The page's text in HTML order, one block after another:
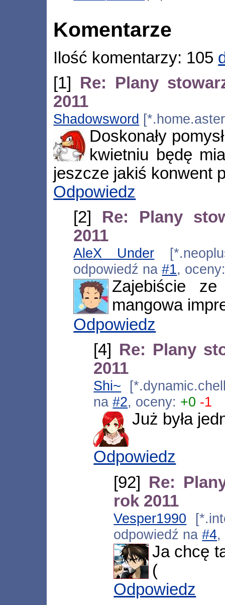
Komentarze
Ilość komentarzy: 105
[1] Re: Plany
2011
Shadowsword
Doskonały
kwietniu będę
jeszcze jakiś konwent
Odpowiedz
[2] Re: Plany
2011
AleX Under
odpowiedź na#1,
Zajebiście
mangowa
Odpowiedz
[4] Re: Plany
2011
Shi~
na#2, oceny: +0 -1
Już była
Odpowiedz
[92] Re:
rok 2011
Vesper1990
odpowiedź na#4,
Ja chcę
(
Odpowiedz